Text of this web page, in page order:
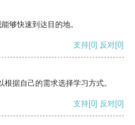
够快速到达目的地。
支持[0] 反对[0]
据自己的需求选择学习方式。
支持[0] 反对[0]